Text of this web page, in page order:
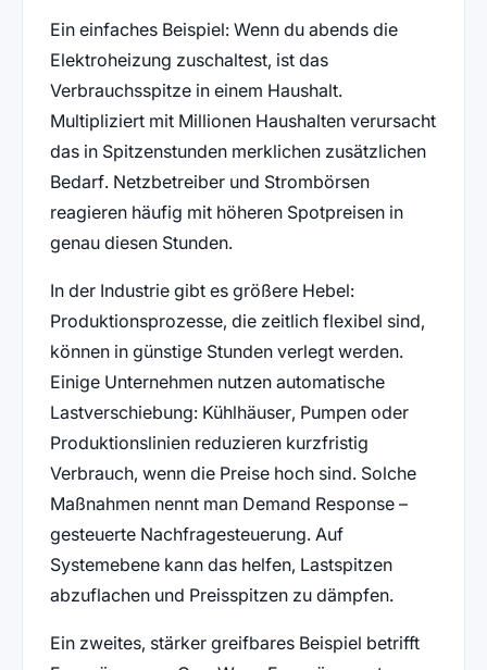
Ein einfaches Beispiel: Wenn du abends die
Elektroheizung zuschaltest, ist das
Verbrauchsspitze in einem Haushalt.
Multipliziert mit Millionen Haushalten verursacht
das in Spitzenstunden merklichen zusätzlichen
Bedarf. Netzbetreiber und Strombörsen
reagieren häufig mit höheren Spotpreisen in
genau diesen Stunden.
In der Industrie gibt es größere Hebel:
Produktionsprozesse, die zeitlich flexibel sind,
können in günstige Stunden verlegt werden.
Einige Unternehmen nutzen automatische
Lastverschiebung: Kühlhäuser, Pumpen oder
Produktionslinien reduzieren kurzfristig
Verbrauch, wenn die Preise hoch sind. Solche
Maßnahmen nennt man Demand Response –
gesteuerte Nachfragesteuerung. Auf
Systemebene kann das helfen, Lastspitzen
abzuflachen und Preisspitzen zu dämpfen.
Ein zweites, stärker greifbares Beispiel betrifft